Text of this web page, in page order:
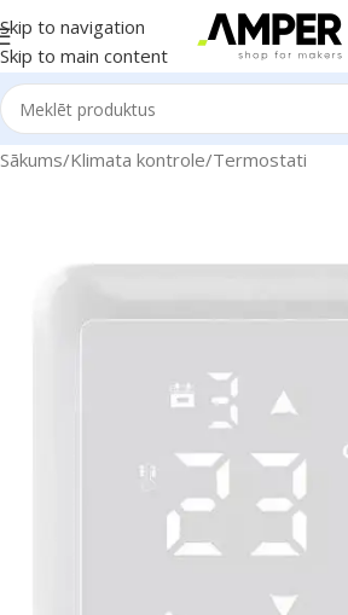
Skip to navigation
Skip to main content
Sākums/Klimata kontrole/Termostati